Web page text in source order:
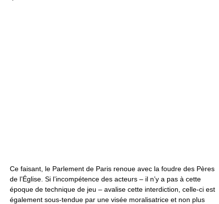
Ce faisant, le Parlement de Paris renoue avec la foudre des Pères
de l’Église. Si l’incompétence des acteurs – il n’y a pas à cette
époque de technique de jeu – avalise cette interdiction, celle-ci est
également sous-tendue par une visée moralisatrice et non plus